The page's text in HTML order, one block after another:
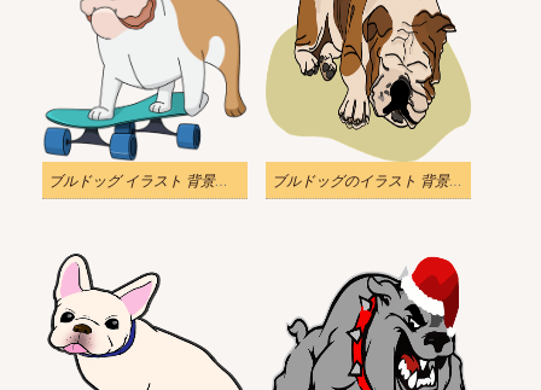
ブルドッグ イラスト 背景透明の画像 ブルドッグのイラスト 背景透過png